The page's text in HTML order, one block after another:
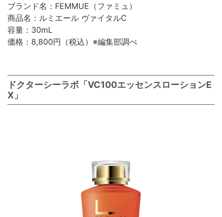
ブランド名：FEMMUE（ファミュ）
商品名：ルミエール ヴァイタルC
容量：30mL
価格：8,800円（税込）※編集部調べ
ドクターシーラボ「VC100エッセンスローションE
X」